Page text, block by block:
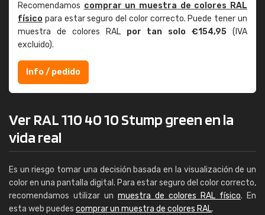
Recomendamos comprar un muestra de colores RAL
físico para estar seguro del color correcto. Puede tener un
muestra de colores RAL por tan solo €154,95 (IVA
excluido).
Info / pedido
Ver RAL 110 40 10 Stump green en la
vida real
Es un riesgo tomar una decisión basada en la visualización de un
color en una pantalla digital. Para estar seguro del color correcto,
recomendamos utilizar un muestra de colores RAL físico. En
esta web puedes comprar un muestra de colores RAL.